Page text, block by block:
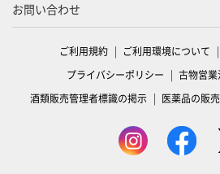
お問い合わせ
ご利用規約 ご利用環境について
プライバシーポリシー
古物営
酒類販売管理者標識の掲示
医薬品の販